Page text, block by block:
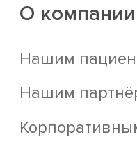
О компании
Нашим
Нашим